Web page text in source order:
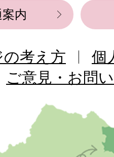
内
考え方
個
ご意見・お問